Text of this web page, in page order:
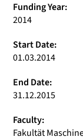
Funding Year:
2014
Start Date:
01.03.2014
End Date:
31.12.2015
Faculty:
Fakultät